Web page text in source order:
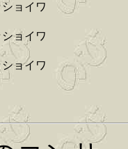
ョイワ
ョイワ
ョイワ